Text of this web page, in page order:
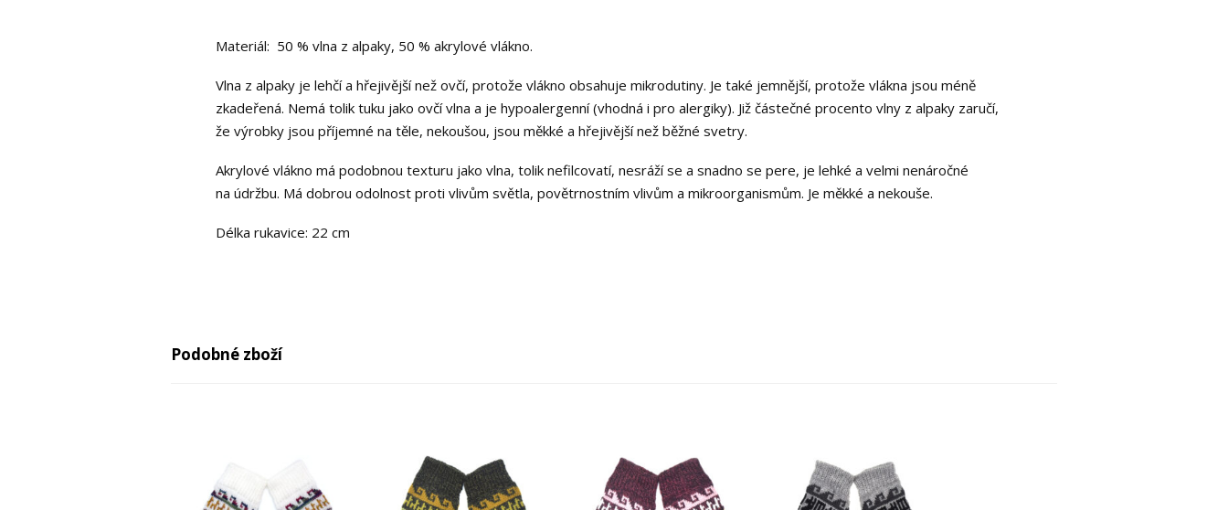
Materiál: 50 % vlna z alpaky, 50 % akrylové vlákno.
Vlna z alpaky je lehčí a hřejivější než ovčí, protože vlákno obsahuje mikrodutiny. Je také jemnější, protože vlákna jsou méně
zkadeřená. Nemá tolik tuku jako ovčí vlna a je hypoalergenní (vhodná i pro alergiky). Již částečné procento vlny z alpaky zaručí,
že výrobky jsou příjemné na těle, nekoušou, jsou měkké a hřejivější než běžné svetry.
Akrylové vlákno má podobnou texturu jako vlna, tolik nefilcovatí, nesráží se a snadno se pere, je lehké a velmi nenáročné
na údržbu. Má dobrou odolnost proti vlivům světla, povětrnostním vlivům a mikroorganismům. Je měkké a nekouše.
Délka rukavice: 22 cm
Podobné zboží